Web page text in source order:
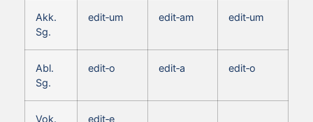
Akk.
Sg.
edit‑um edit‑am edit‑um
Abl.
Sg.
edit‑o edit‑a edit‑o
Vok.
edit‑e